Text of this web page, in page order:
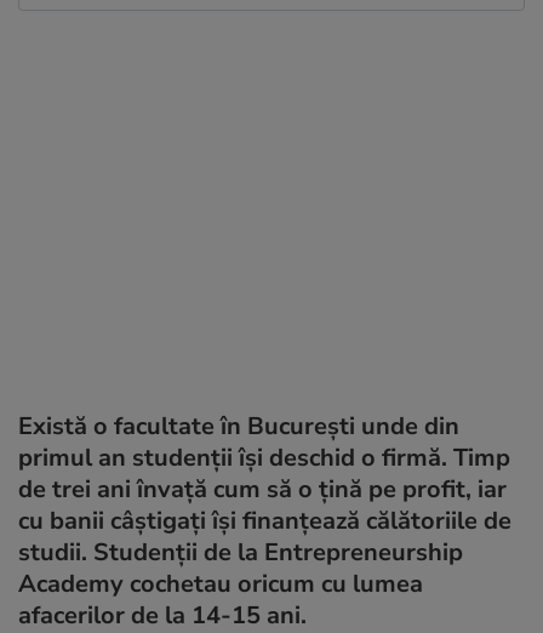
Există o facultate în București unde din
primul an studenții își deschid o firmă. Timp
de trei ani învață cum să o țină pe profit, iar
cu banii câștigați își finanțează călătoriile de
studii. Studenții de la Entrepreneurship
Academy cochetau oricum cu lumea
afacerilor de la 14-15 ani.